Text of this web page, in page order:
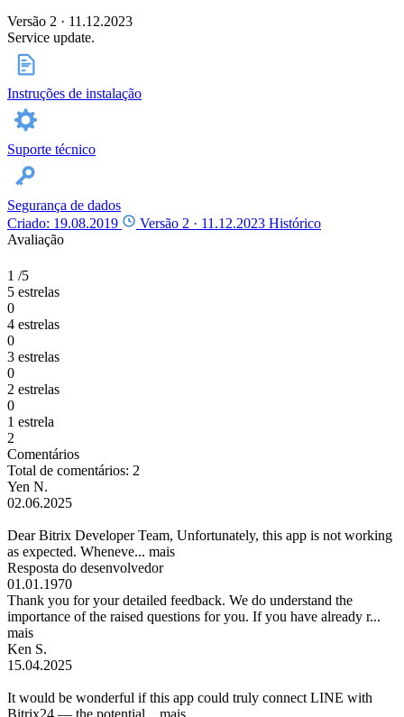
Versão 2 · 11.12.2023
Service update.
Instruções de instalação
Suporte técnico
Segurança de dados
Criado: 19.08.2019
Versão 2 · 11.12.2023 Histórico
Avaliação
1 /5
5 estrelas
0
4 estrelas
0
3 estrelas
0
2 estrelas
0
1 estrela
2
Comentários
Total de comentários: 2
Yen N.
02.06.2025
Dear Bitrix Developer Team, Unfortunately, this app is not working
as expected. Wheneve... mais
Resposta do desenvolvedor
01.01.1970
Thank you for your detailed feedback. We do understand the
importance of the raised questions for you. If you have already r...
mais
Ken S.
15.04.2025
It would be wonderful if this app could truly connect LINE with